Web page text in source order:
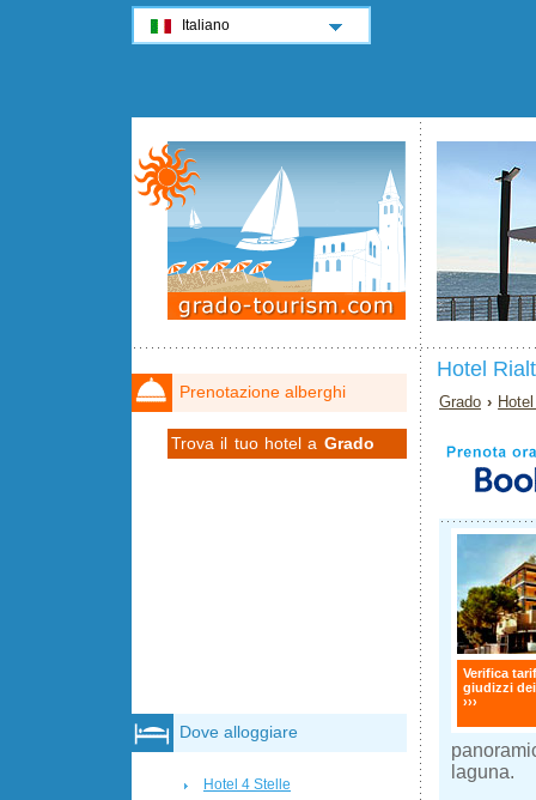
Hotel
Grado ›
Verifica
giudizzi
›››
laguna.
Prenotazione alberghi
Trova il tuo hotel a Grado
Dove alloggiare
Hotel 4 Stelle
Italiano